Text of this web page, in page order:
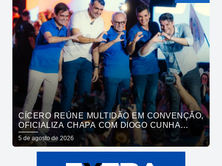
CÍCERO REÚNE MULTIDÃO EM CONVENÇÃO,
OFICIALIZA CHAPA COM DIOGO CUNHA
LIMA, VENEZIANO E ANDRÉ GADELHA E
CONVOCA PARAÍBA A DAR O PRÓXIMO
PASSO
5 de agosto de 2026